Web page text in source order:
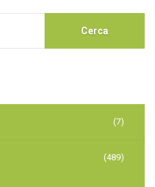
Cerca
(7)
(489)